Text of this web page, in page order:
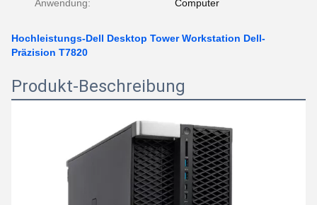
Anwendung: Computer
Hochleistungs-Dell Desktop Tower Workstation Dell-
Präzision T7820
Produkt-Beschreibung